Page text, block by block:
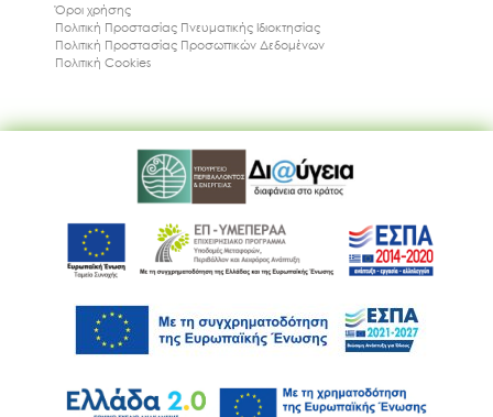
Ακολουθήστε μας
Όροι χρήσης
Πολιτική Προστασίας Πνευματικής Ιδιοκτησίας
Πολιτική Προστασίας Προσωπικών Δεδομένων
Πολιτική Cookies